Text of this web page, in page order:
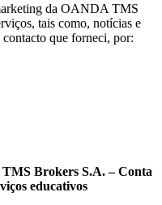
da OANDA TMS
tais como, notícias e
contacto que forneci, por:
Brokers S.A. – Conta
educativos